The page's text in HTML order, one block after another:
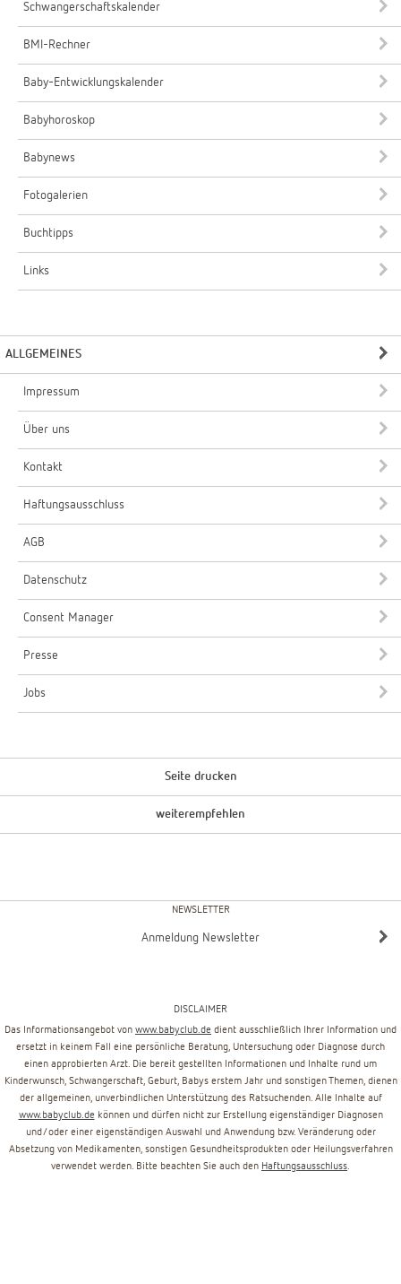
Schwangerschaftskalender
BMI-Rechner
Baby-Entwicklungskalender
Babyhoroskop
Babynews
Fotogalerien
Buchtipps
Links
ALLGEMEINES
Impressum
Über uns
Kontakt
Haftungsausschluss
AGB
Datenschutz
Consent Manager
Presse
Jobs
Seite drucken
weiterempfehlen
NEWSLETTER
Anmeldung Newsletter
DISCLAIMER
Das Informationsangebot von www.babyclub.de dient ausschließlich Ihrer Information und
ersetzt in keinem Fall eine persönliche Beratung, Untersuchung oder Diagnose durch
einen approbierten Arzt. Die bereit gestellten Informationen und Inhalte rund um
Kinderwunsch, Schwangerschaft, Geburt, Babys erstem Jahr und sonstigen Themen, dienen
der allgemeinen, unverbindlichen Unterstützung des Ratsuchenden. Alle Inhalte auf
www.babyclub.de können und dürfen nicht zur Erstellung eigenständiger Diagnosen
und/oder einer eigenständigen Auswahl und Anwendung bzw. Veränderung oder
Absetzung von Medikamenten, sonstigen Gesundheitsprodukten oder Heilungsverfahren
verwendet werden. Bitte beachten Sie auch den Haftungsausschluss.